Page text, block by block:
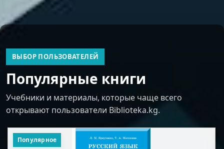
ВЫБОР ПОЛЬЗОВАТЕЛЕЙ
Популярные книги
Учебники и материалы, которые чаще всего
открывают пользователи Biblioteka.kg.
Популярное